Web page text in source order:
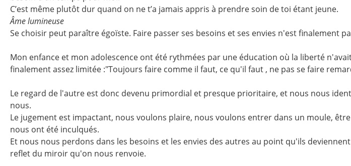
C’est même plutôt dur quand on ne t’a jamais appris à prendre soin de toi étant jeune.
Âme lumineuse
Se choisir peut paraître égoïste. Faire passer ses besoins et ses envies n'est finalement
Mon enfance et mon adolescence ont été rythmées par une éducation où la liberté
finalement assez limitée :"Toujours faire comme il faut, ce qu'il faut , ne pas se faire
Le regard de l'autre est donc devenu primordial et presque prioritaire, et nous nous
nous.
Le jugement est impactant, nous voulons plaire, nous voulons entrer dans un moule,
nous ont été inculqués.
Et nous nous perdons dans les besoins et les envies des autres au point qu'ils
reflet du miroir qu'on nous renvoie.